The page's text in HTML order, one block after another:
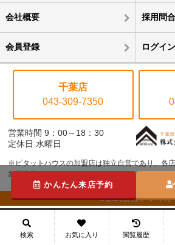
会社概要 採用問
会員登録 ログイン
千葉店
043-309-7350
営業時間 9：00～18：30
定休日 水曜日
※ピタットハウスの加盟店は独立自営であり、各
おります。
©株式会社アフィオ
かんたん来店予約
検索 お気に入り 閲覧履歴